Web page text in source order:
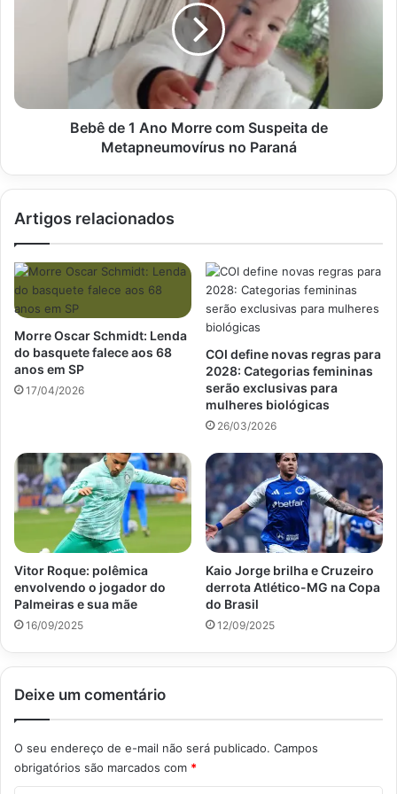
Metapneumovírus
Bebê de 1 Ano Morre com Suspeita de
Metapneumovírus no Paraná
Artigos relacionados
Morre Oscar Schmidt: Lenda
do basquete falece aos 68
anos em SP
17/04/2026
COI define novas regras para
2028: Categorias femininas
serão exclusivas para
mulheres biológicas
26/03/2026
Vitor Roque: polêmica
envolvendo o jogador do
Palmeiras e sua mãe
16/09/2025
Kaio Jorge brilha e Cruzeiro
derrota Atlético-MG na Copa
do Brasil
12/09/2025
Deixe um comentário
O seu endereço de e-mail não será publicado. Campos
obrigatórios são marcados com *